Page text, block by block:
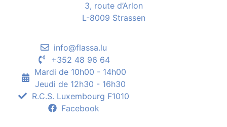
3, route d’Arlon
L-8009 Strassen
info@flassa.lu
+352 48 96 64
Mardi de 10h00 - 14h00
Jeudi de 12h30 - 16h30
R.C.S. Luxembourg F1010
Facebook